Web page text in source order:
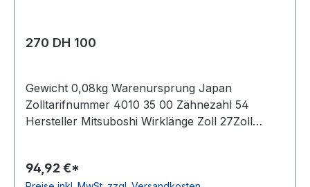
270 DH 100
Gewicht 0,08kg Warenursprung Japan
Zolltarifnummer 4010 35 00 Zähnezahl 54
Hersteller Mitsuboshi Wirklänge Zoll 27Zoll
Material Neoprene Zugstrang Glasfaser Norm
94,92 €*